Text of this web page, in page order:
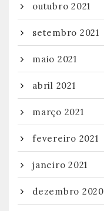
outubro 2021
setembro 2021
maio 2021
abril 2021
março 2021
fevereiro 2021
janeiro 2021
dezembro 2020